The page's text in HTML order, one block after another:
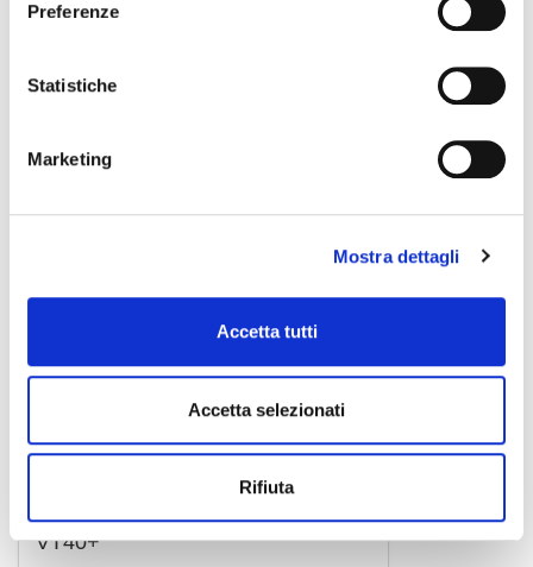
Preferenze
Statistiche
Marketing
Mostra dettagli
Accetta tutti
Accetta selezionati
Rifiuta
testata per chitarra
VT40+